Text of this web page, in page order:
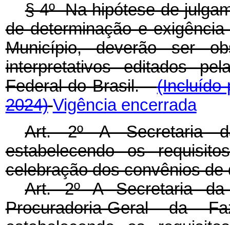
§ 4º Na hipótese de
de determinação e
Município, deverão ser
interpretativos editados
Federal do Brasil.(Incluído
2024) Vigência encerrada
Art. 2º A Secretaria
estabelecendo os
celebração dos convênios de
Art. 2º A Secretaria
Procuradoria-Geral da